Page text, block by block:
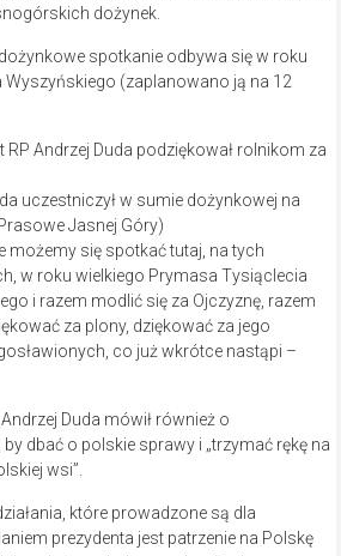
dożynek.
spotkanie odbywa się w roku
Wyszyńskiego (zaplanowano ją na 12
uczestniczył w sumie dożynkowej na
Jasnej Góry)
możemy się spotkać tutaj, na tych
w roku wielkiego Prymasa Tysiąclecia
i razem modlić się za Ojczyznę, razem
za plony, dziękować za jego
co już wkrótce nastąpi –
Duda mówił również o
dbać o polskie sprawy i „trzymać rękę na
wsi”.
które prowadzone są dla
prezydenta jest patrzenie na Polskę